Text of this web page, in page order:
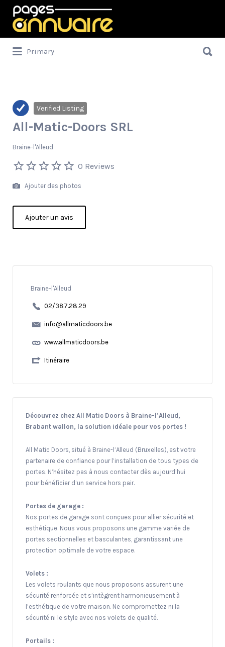
Rechercher:
Primary
Verified Listing
All-Matic-Doors SRL
Braine-l'Alleud
0 Reviews
Ajouter des photos
Ajouter un avis
Braine-l'Alleud
02/387.28.29
info@allmaticdoors.be
www.allmaticdoors.be
Itinéraire
Découvrez chez All Matic Doors à Braine-l’Alleud,
Brabant wallon, la solution idéale pour vos portes !
All Matic Doors, situé à Braine-l’Alleud (Bruxelles), est votre
partenaire de confiance pour l’installation de tous types de
portes. N’hésitez pas à nous contacter dès aujourd’hui
pour bénéficier d’un service hors pair.
Portes de garage :
Nos portes de garage sont conçues pour allier sécurité et
esthétique. Nous vous proposons une gamme variée de
portes sectionnelles et basculantes, garantissant une
protection optimale de votre espace.
Volets :
Les volets roulants que nous proposons assurent une
sécurité renforcée et s’intègrent harmonieusement à
l’esthétique de votre maison. Ne compromettez ni la
sécurité ni le style avec nos volets de qualité.
Portails :